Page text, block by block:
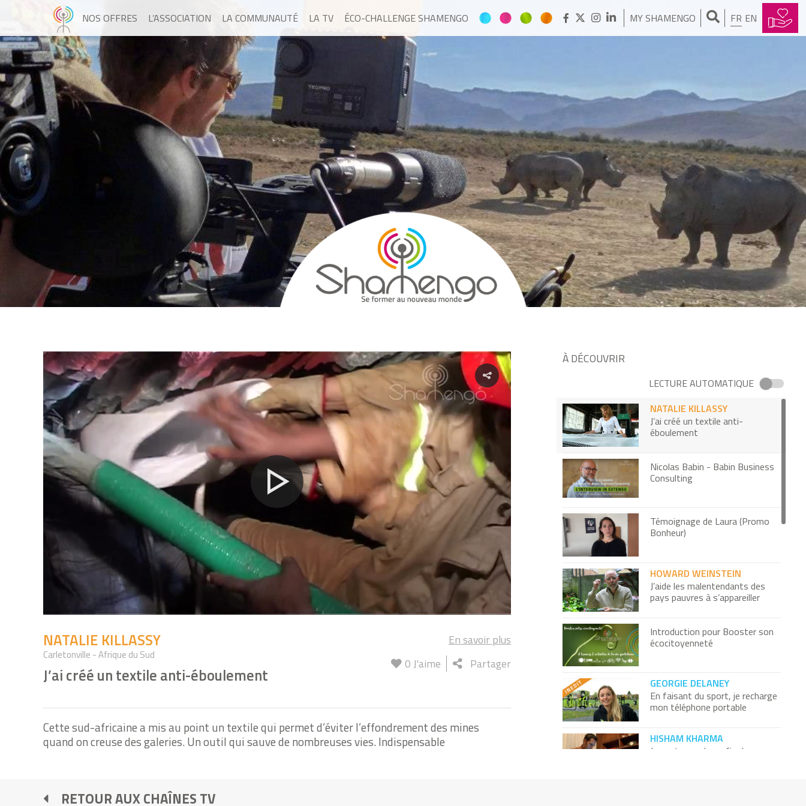
NOS OFFRES L’ASSOCIATION LA COMMUNAUTÉ LA TV ÉCO-CHALLENGE SHAMENGO MY SHAMENGO FR EN
NATALIE KILLASSY
Carletonville - Afrique du Sud
J’ai créé un textile anti-éboulement
En savoir plus
0 J'aime Partager
Cette sud-africaine a mis au point un textile qui permet d’éviter l’effondrement des mines
quand on creuse des galeries. Un outil qui sauve de nombreuses vies. Indispensable
À DÉCOUVRIR
LECTURE AUTOMATIQUE
NATALIE KILLASSY
J’ai créé un textile anti-
éboulement
Nicolas Babin - Babin Business
Consulting
Témoignage de Laura (Promo
Bonheur)
HOWARD WEINSTEIN
J’aide les malentendants des
pays pauvres à s’appareiller
Introduction pour Booster son
écocitoyenneté
GEORGIE DELANEY
En faisant du sport, je recharge
mon téléphone portable
HISHAM KHARMA
Je contourne la mafia du sang
RETOUR AUX CHAÎNES TV